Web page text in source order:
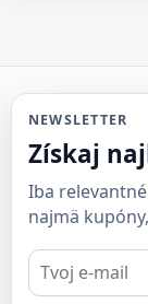
NEWSLETTER
Získaj
Iba
najmä
E-
mail